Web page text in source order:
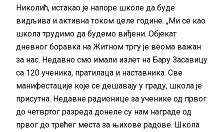
Николић, истакао је напоре школе да буде
видљива и активна током целе године. „Ми се као
школа трудимо да будемо виђени. Објекат
дневног боравка на Житном тргу је веома важан
за нас. Недавно смо имали излет на Бару Засавицу
са 120 ученика, пратилаца и наставника. Све
манифестације које се дешавају у граду, школа је
присутна. Недавне радионице за ученике од првог
до четвртог разреда донеле су нам награде од
првог до трећег места за њихове радове. Школа